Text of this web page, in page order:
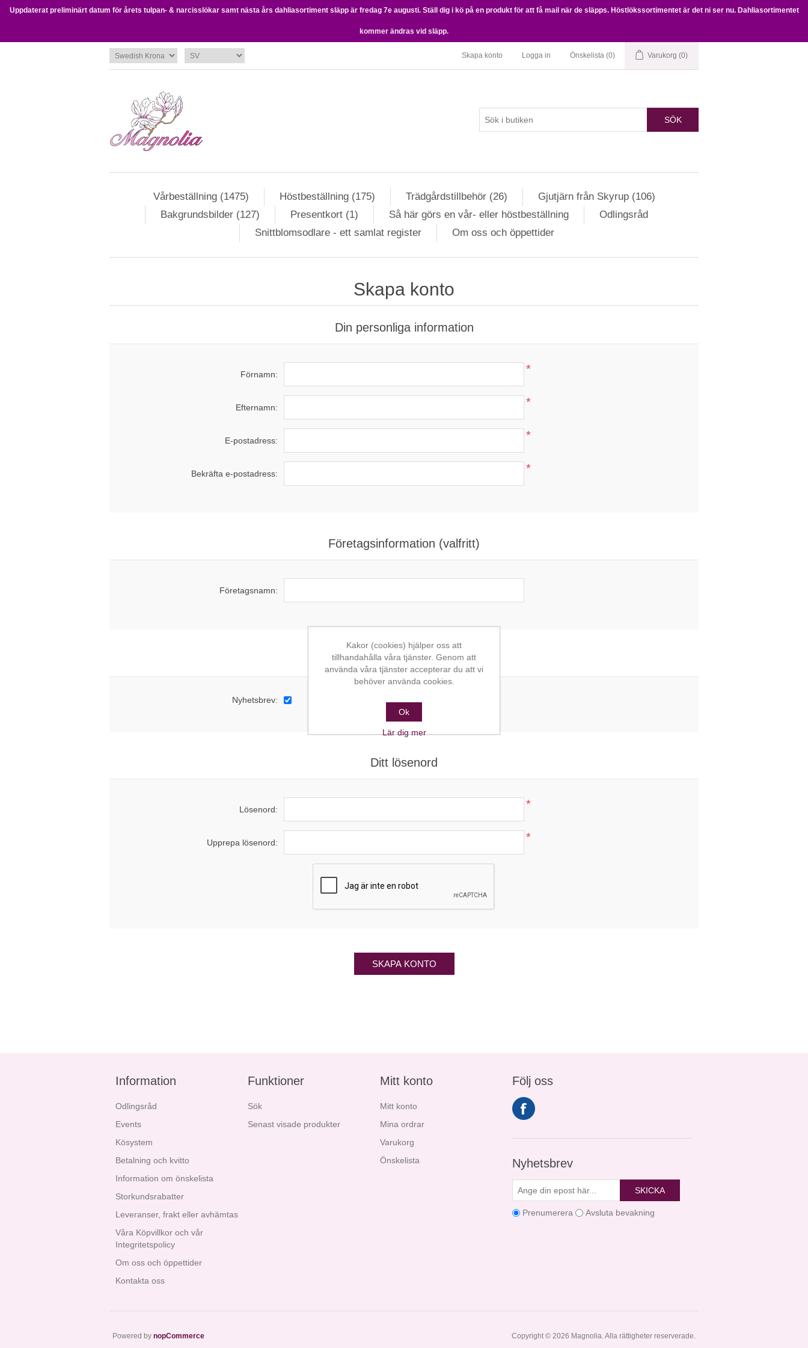
Uppdaterat preliminärt datum för årets tulpan- & narcisslökar samt nästa års dahliasortiment släpp är fredag 7e augusti. Ställ dig i kö på en produkt för att få mail när de släpps. Höstlökssortimentet är det ni ser nu. Dahliasortimentet
kommer ändras vid släpp.
Skapa konto Logga in Önskelista (0) Varukorg (0)
SÖK
Vårbeställning (1475) Höstbeställning (175) Trädgårdstillbehör (26)
Gjutjärn från Skyrup (106)
Bakgrundsbilder (127)
Presentkort (1) Så här görs en vår- eller höstbeställning
Odlingsråd
Snittblomsodlare - ett samlat register
Om oss och öppettider
Skapa konto
Din personliga information
Förnamn: *
Efternamn: *
E-postadress: *
Bekräfta e-postadress: *
Företagsinformation (valfritt)
Företagsnamn:
Alternativ
Nyhetsbrev:
Ditt lösenord
Lösenord: *
Upprepa lösenord: *
SKAPA KONTO
Information
Odlingsråd
Events
Kösystem
Betalning och kvitto
Information om önskelista
Storkundsrabatter
Leveranser, frakt eller avhämtas
Våra Köpvillkor och vår
Integritetspolicy
Om oss och öppettider
Kontakta oss
Funktioner
Sök
Senast visade produkter
Mitt konto
Mitt konto
Mina ordrar
Varukorg
Önskelista
Följ oss
Nyhetsbrev
SKICKA
Prenumerera Avsluta bevakning
Copyright © 2026 Magnolia. Alla rättigheter reserverade.
Powered by nopCommerce
Kakor (cookies) hjälper oss att
tillhandahålla våra tjänster. Genom att
använda våra tjänster accepterar du att vi
behöver använda cookies.
Ok
Lär dig mer